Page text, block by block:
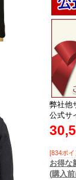
弊社他
公式サ
[834ポ
お得な
(購入